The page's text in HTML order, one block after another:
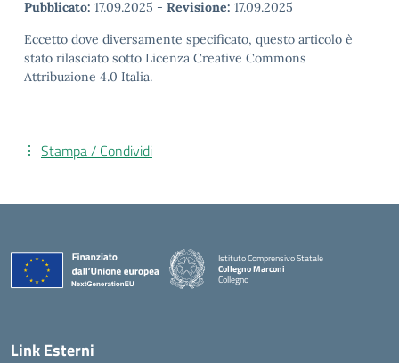
Pubblicato: 17.09.2025 - Revisione: 17.09.2025
Eccetto dove diversamente specificato, questo articolo è
stato rilasciato sotto Licenza Creative Commons
Attribuzione 4.0 Italia.
Stampa / Condividi
Istituto Comprensivo Statale
Collegno Marconi
Collegno
Link Esterni